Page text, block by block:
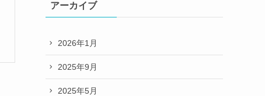
アーカイブ
2026年1月
2025年9月
2025年5月